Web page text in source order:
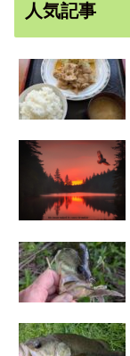
人気記事